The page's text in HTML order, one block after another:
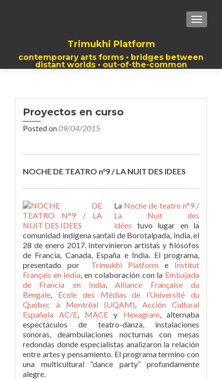
Trimukhi Platform
contemporary arts forms • bridges between
distant worlds • out-of-the-common
thoughts
Proyectos en curso
Posted on09/04/2015
NOCHE DE TEATRO n°9 / LA NUIT DES IDEES
La Noche de teatro n°9 /
La Nuit des
idées tuvo lugar en la
comunidad indígena santalí de Borotalpada, India, el
28 de enero 2017. Intervinieron artistas y filósofos
de Francia, Canada, España e India. El programa,
presentado por Trimukhi Platform e Institut
Français en India, en colaboración con la Embajada
de Francia en India,Alliance Française du
Bengale, Ecole des Médias de l’Université du
Québec à Montréal (UQAM), Acción Cultural
Española AC/E, MACEy Hexagram, alternaba
espectáculos de teatro-danza, instalaciones
sonoras, deambulaciones nocturnas con mesas
redondas donde especialistas analizaron la relación
entre artes y pensamiento. El programa termino con
una multicultural “dance party” profundamente
alegre.